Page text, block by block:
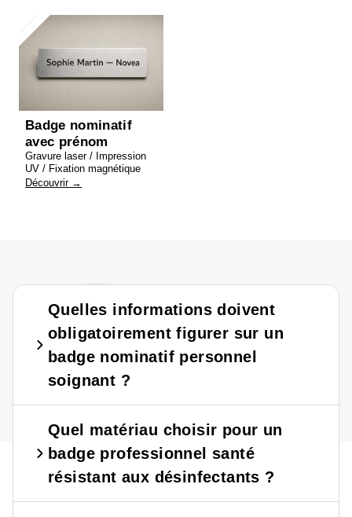
Badge nominatif
avec prénom
Gravure laser / Impression
UV / Fixation magnétique
Découvrir →
? ?
Quelles informations doivent
obligatoirement figurer sur un
badge nominatif personnel
soignant ?
Quel matériau choisir pour un
badge professionnel santé
résistant aux désinfectants ?